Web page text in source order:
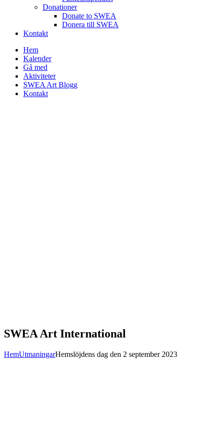
Donationer
Donate to SWEA
Donera till SWEA
Kontakt
Hem
Kalender
Gå med
Aktiviteter
SWEA Art Blogg
Kontakt
SWEA Art International
HemUtmaningarHemslöjdens dag den 2 september 2023